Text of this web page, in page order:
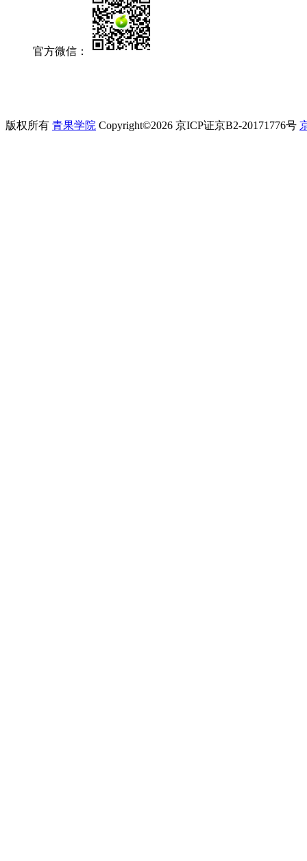
官方微信：
版权所有 青果学院 Copyright©2026 京ICP证京B2-20171776号